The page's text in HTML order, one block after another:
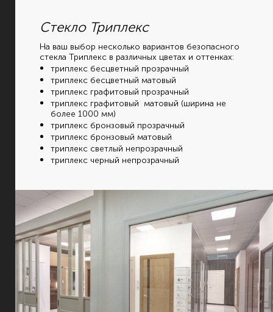
Стекло Триплекс
На ваш выбор несколько вариантов безопасного
стекла Триплекс в различных цветах и оттенках:
триплекс бесцветный прозрачный
триплекс бесцветный матовый
триплекс графитовый прозрачный
триплекс графитовый матовый (ширина не
более 1000 мм)
триплекс бронзовый прозрачный
триплекс бронзовый матовый
триплекс светлый непрозрачный
триплекс черный непрозрачный